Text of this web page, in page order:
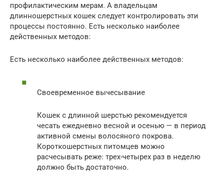
профилактическим мерам. А владельцам
длинношерстных кошек следует контролировать эти
процессы постоянно. Есть несколько наиболее
действенных методов:
Есть несколько наиболее действенных методов:
Своевременное вычесывание
Кошек с длинной шерстью рекомендуется
чесать ежедневно весной и осенью — в период
активной смены волосяного покрова.
Короткошерстных питомцев можно
расчесывать реже: трех-четырех раз в неделю
должно быть достаточно.